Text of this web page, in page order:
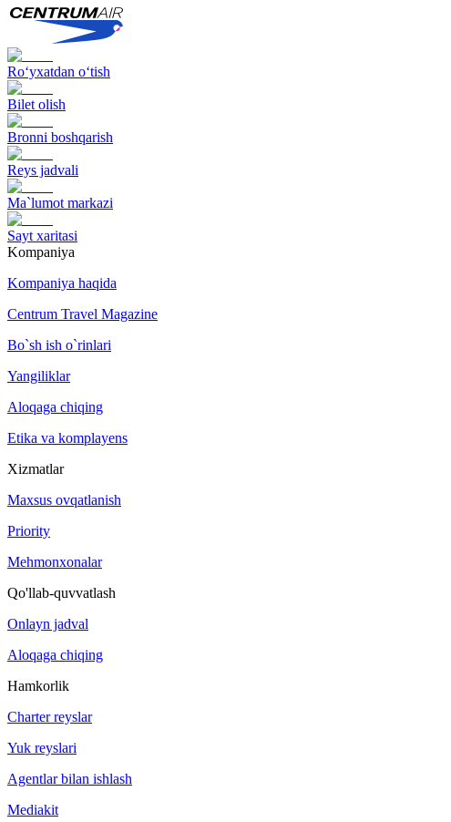
Ro‘yxatdan o‘tish
Bilet olish
Bronni boshqarish
Reys jadvali
Ma`lumot markazi
Sayt xaritasi
Kompaniya
Kompaniya haqida
Centrum Travel Magazine
Bo`sh ish o`rinlari
Yangiliklar
Aloqaga chiqing
Etika va komplayens
Xizmatlar
Maxsus ovqatlanish
Priority
Mehmonxonalar
Qo'llab-quvvatlash
Onlayn jadval
Aloqaga chiqing
Hamkorlik
Charter reyslar
Yuk reyslari
Agentlar bilan ishlash
Mediakit